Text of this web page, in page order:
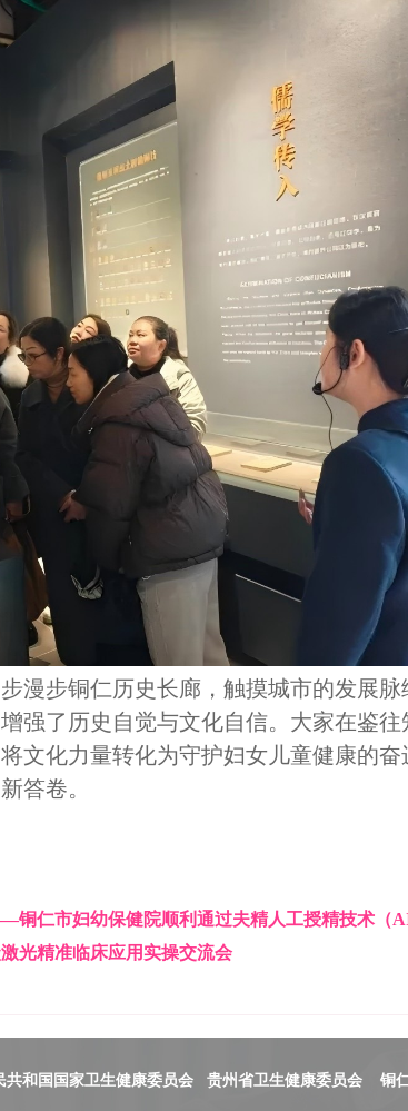
漫步铜仁历史长廊，触摸城市的发展脉
强了历史自觉与文化自信。大家在鉴往
文化力量转化为守护妇女儿童健康的奋
答卷。
铜仁市妇幼保健院顺利通过夫精人工授精技术（
光精准临床应用实操交流会
共和国国家卫生健康委员会 贵州省卫生健康委员会 铜